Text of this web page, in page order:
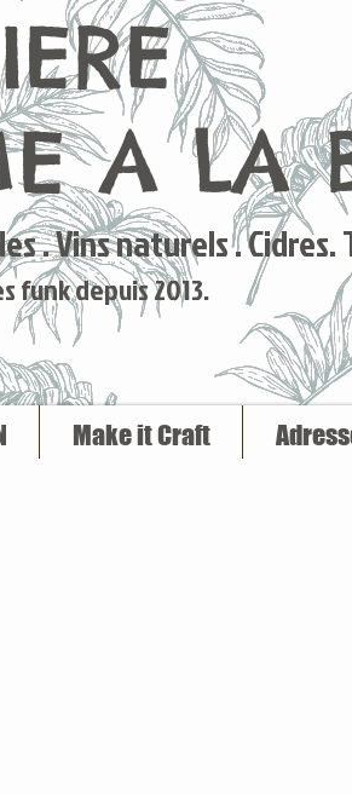
. Vins naturels . Cidres.
funk depuis 2013.
A LA
Make it Craft